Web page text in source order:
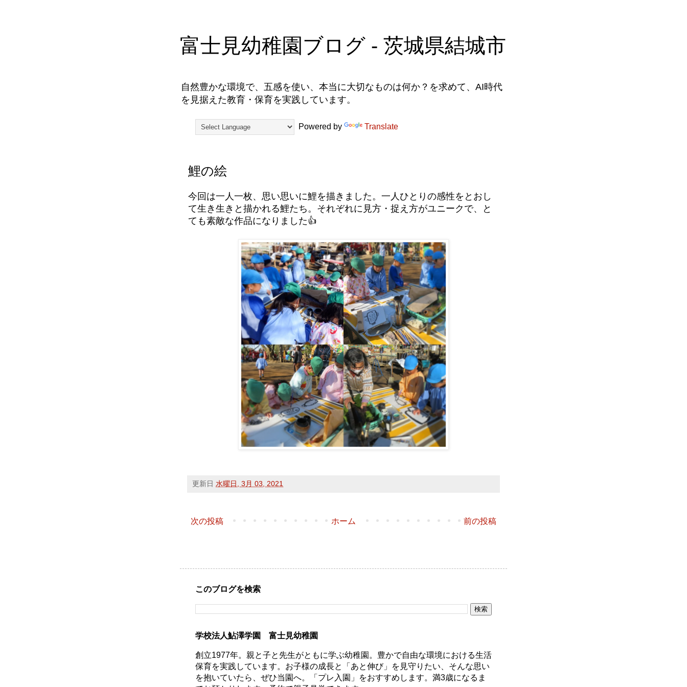
富士見幼稚園ブログ - 茨城県結城市
自然豊かな環境で、五感を使い、本当に大切なものは何か？を求めて、AI時代
を見据えた教育・保育を実践しています。
Powered by Translate
鯉の絵
今回は一人一枚、思い思いに鯉を描きました。一人ひとりの感性をとおし
て生き生きと描かれる鯉たち。それぞれに見方・捉え方がユニークで、と
ても素敵な作品になりました👍
更新日 水曜日, 3月 03, 2021
次の投稿 前の投稿
ホーム
このブログを検索
学校法人鮎澤学園 富士見幼稚園
創立1977年。親と子と先生がともに学ぶ幼稚園。豊かで自由な環境における生活
保育を実践しています。お子様の成長と「あと伸び」を見守りたい、そんな思い
を抱いていたら、ぜひ当園へ。「プレ入園」をおすすめします。満3歳になるま